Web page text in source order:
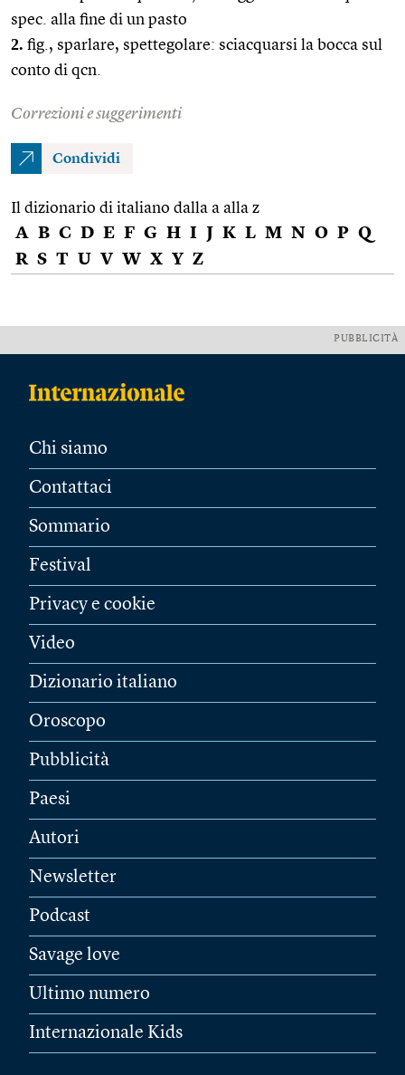
spec. alla fine di un pasto
2. fig., sparlare, spettegolare: sciacquarsi la bocca sul
conto di qcn.
Correzioni e suggerimenti
Condividi
Il dizionario di italiano dalla a alla z
A B C D E F G H I J K L M N O P Q
R S T U V W X Y Z
PUBBLICITÀ
Chi siamo
Contattaci
Sommario
Festival
Privacy e cookie
Video
Dizionario italiano
Oroscopo
Pubblicità
Paesi
Autori
Newsletter
Podcast
Savage love
Ultimo numero
Internazionale Kids